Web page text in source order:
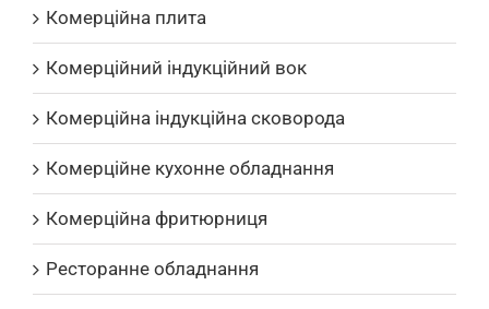
Комерційна плита
Комерційний індукційний вок
Комерційна індукційна сковорода
Комерційне кухонне обладнання
Комерційна фритюрниця
Ресторанне обладнання